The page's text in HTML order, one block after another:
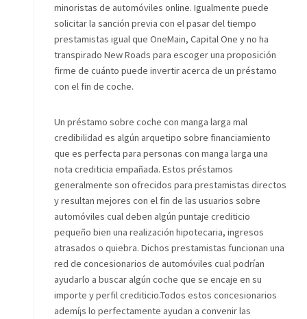
minoristas de automóviles online. Igualmente puede
solicitar la sanción previa con el pasar del tiempo
prestamistas igual que OneMain, Capital One y no ha
transpirado New Roads para escoger una proposición
firme de cuánto puede invertir acerca de un préstamo
con el fin de coche.
Un préstamo sobre coche con manga larga mal
credibilidad es algún arquetipo sobre financiamiento
que es perfecta para personas con manga larga una
nota crediticia empañada. Estos préstamos
generalmente son ofrecidos para prestamistas directos
y resultan mejores con el fin de las usuarios sobre
automóviles cual deben algún puntaje crediticio
pequeño bien una realización hipotecaria, ingresos
atrasados ​​o quiebra. Dichos prestamistas funcionan una
red de concesionarios de automóviles cual podrían
ayudarlo a buscar algún coche que se encaje en su
importe y perfil crediticio.Todos estos concesionarios
ademí¡s lo perfectamente ayudan a convenir las